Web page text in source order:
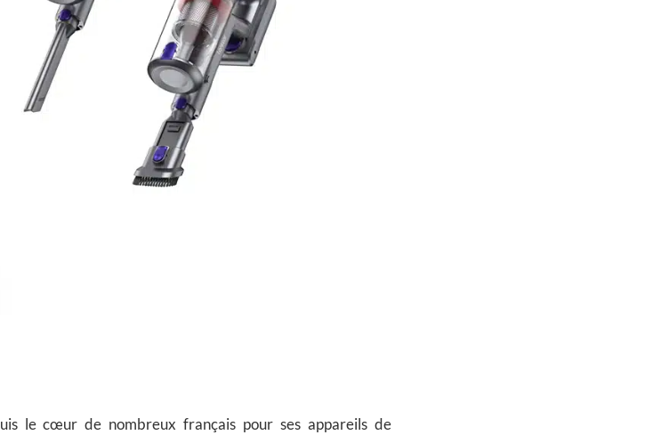
le cœur de nombreux français pour ses appareils de